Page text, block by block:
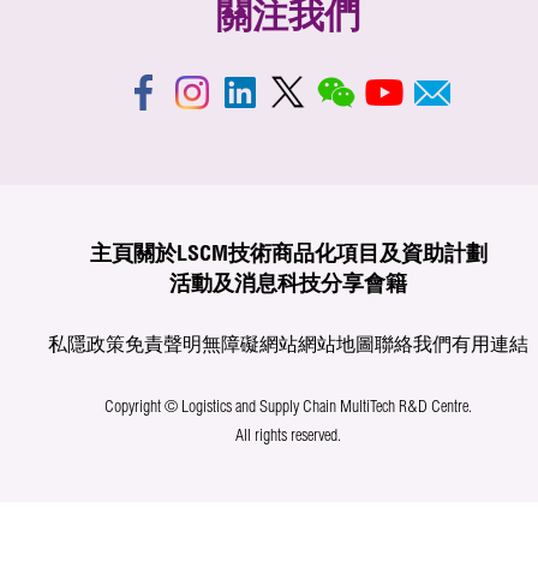
關注我們
主頁 關於LSCM技術商品化項目及資助計劃
活動及消息科技分享會籍
私隱政策免責聲明無障礙網站網站地圖聯絡我們有用連結
Copyright © Logistics and Supply Chain MultiTech R&D Centre.
All rights reserved.